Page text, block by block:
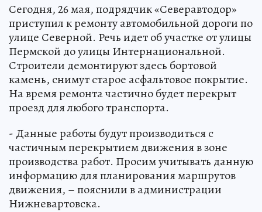
Сегодня, 26 мая, подрядчик «Северавтодор»
приступил к ремонту автомобильной дороги по
улице Северной. Речь идет об участке от улицы
Пермской до улицы Интернациональной.
Строители демонтируют здесь бортовой
камень, снимут старое асфальтовое покрытие.
На время ремонта частично будет перекрыт
проезд для любого транспорта.
- Данные работы будут производиться с
частичным перекрытием движения в зоне
производства работ. Просим учитывать данную
информацию для планирования маршрутов
движения, – пояснили в администрации
Нижневартовска.